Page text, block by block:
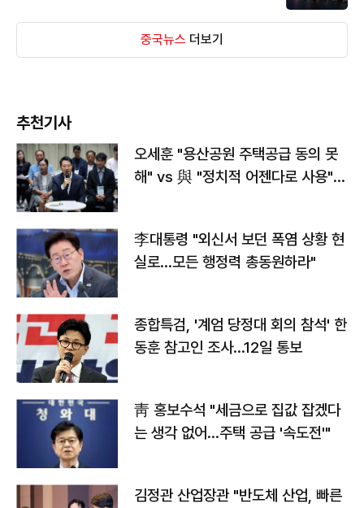
중국뉴스 더보기
추천기사
오세훈 "용산공원 주택공급 동의 못
해" vs 與 "정치적 어젠다로 사용"
李대통령 "외신서 보던 폭염 상황 현
실로…모든 행정력 총동원하라"
종합특검, '계엄 당정대 회의 참석' 한
동훈 참고인 조사...12일 통보
靑 홍보수석 "세금으로 집값 잡겠다
는 생각 없어…주택 공급 '속도전'"
김정관 산업장관 "반도체 산업, 빠른